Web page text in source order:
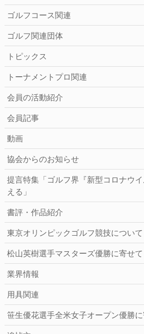
ゴルフコース関連
ゴルフ関連団体
トピックス
トーナメントプロ関連
会員の活動紹介
会員記事
動画
協会からのお知らせ
提言特集「ゴルフ界『新型コロナウ
える」
書評・作品紹介
東京オリンピックゴルフ競技について
松山英樹選手マスターズ優勝に寄せて
業界情報
用具関連
笹生優花選手全米女子オープン優勝